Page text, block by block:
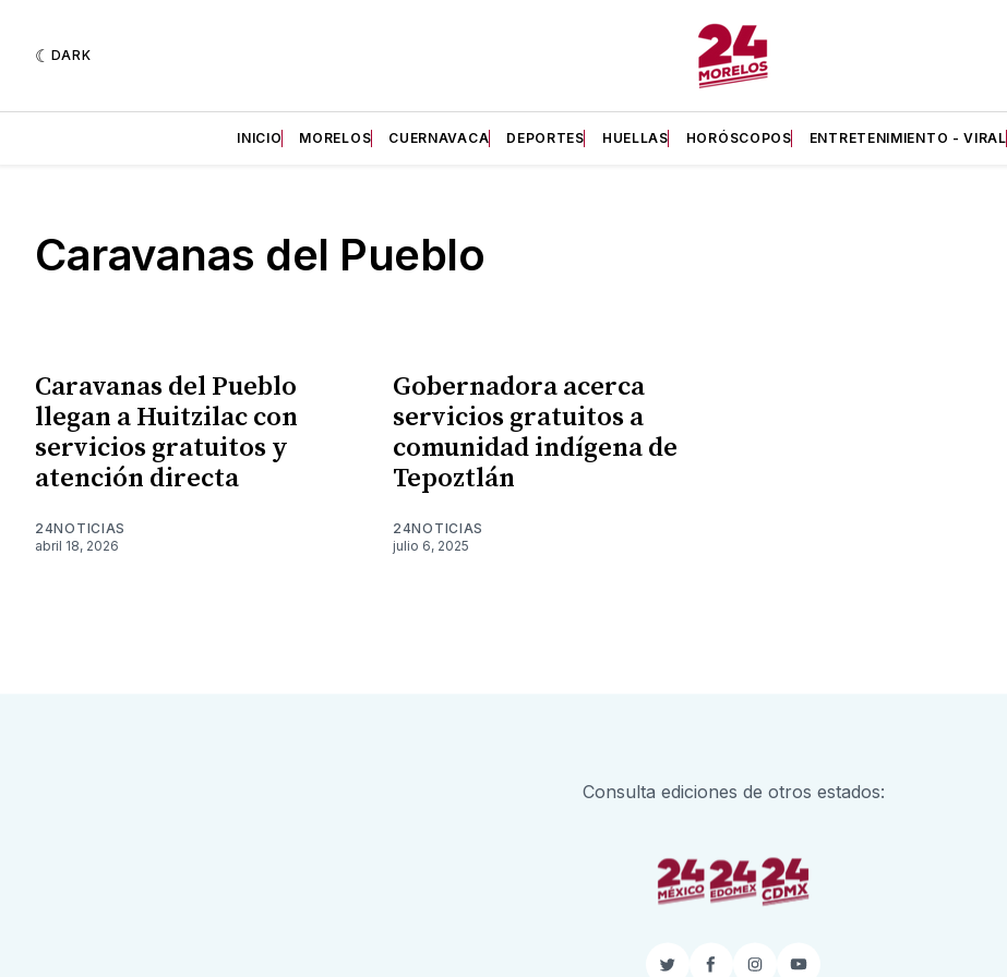
DARK
INICIO MORELOS CUERNAVACA DEPORTES HUELLAS HORÓSCOPOS ENTRETENIMIENTO - VIRAL
Caravanas del Pueblo
Caravanas del Pueblo
llegan a Huitzilac con
servicios gratuitos y
atención directa
24NOTICIAS
abril 18, 2026
Gobernadora acerca
servicios gratuitos a
comunidad indígena de
Tepoztlán
24NOTICIAS
julio 6, 2025
Consulta ediciones de otros estados: